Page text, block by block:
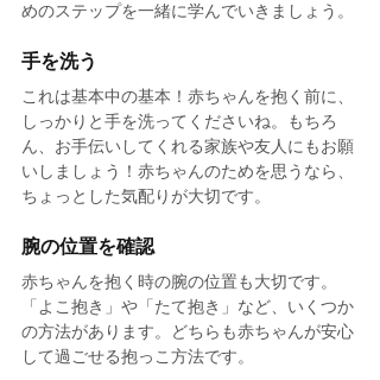
めのステップを一緒に学んでいきましょう。
手を洗う
これは基本中の基本！赤ちゃんを抱く前に、
しっかりと手を洗ってくださいね。もちろ
ん、お手伝いしてくれる家族や友人にもお願
いしましょう！赤ちゃんのためを思うなら、
ちょっとした気配りが大切です。
腕の位置を確認
赤ちゃんを抱く時の腕の位置も大切です。
「よこ抱き」や「たて抱き」など、いくつか
の方法があります。どちらも赤ちゃんが安心
して過ごせる抱っこ方法です。